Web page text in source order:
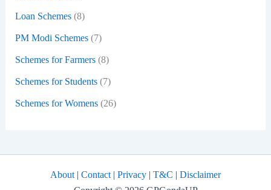
Loan Schemes(8)
PM Modi Schemes(7)
Schemes for Farmers(8)
Schemes for Students(7)
Schemes for Womens(26)
About | Contact | Privacy | T&C | Disclaimer